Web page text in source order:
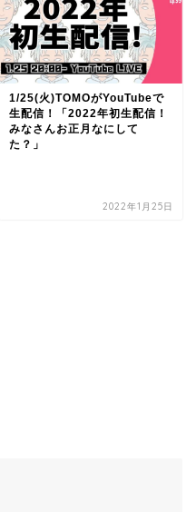
1/25(火)TOMOがYouTubeで
生配信！「2022年初生配信！
みなさんお正月なにして
た？」
2022年1月25日